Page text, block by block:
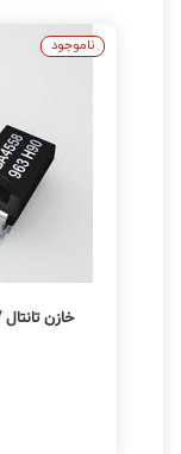
خازن تانتال SMD 4.7uF / 16V پکیج B بسته 5 تایی
ناموجود